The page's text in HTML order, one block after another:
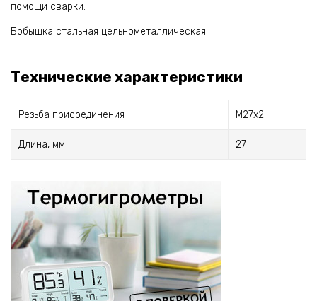
помощи сварки.
Бобышка стальная цельнометаллическая.
Технические характеристики
Резьба присоединения М27х2
Длина, мм 27